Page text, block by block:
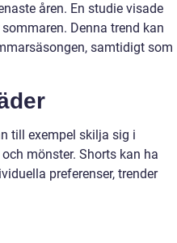
åren. En studie visade
Denna trend kan
samtidigt som
till exempel skilja sig i
mönster. Shorts kan ha
preferenser, trender